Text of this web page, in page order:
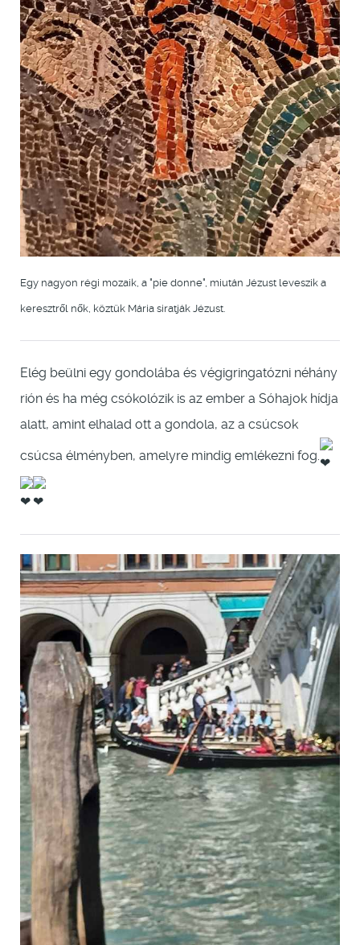
Egy nagyon régi mozaik, a "pie donne", miután Jézust leveszik a
keresztről nők, köztük Mária siratják Jézust.
Elég beülni egy gondolába és végigringatózni néhány
rión és ha még csókolózik is az ember a Sóhajok hídja
alatt, amint elhalad ott a gondola, az a csúcsok
csúcsa élményben, amelyre mindig emlékezni fog.